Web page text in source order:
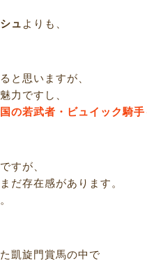
ュ よりも、
と思いますが、
力ですし、
の若武者・ビュイック騎手
すが、
だ存在感があります。
凱旋門賞馬の中で